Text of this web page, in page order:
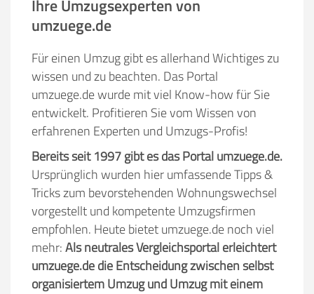
Ihre Umzugsexperten von
umzuege.de
Für einen Umzug gibt es allerhand Wichtiges zu
wissen und zu beachten. Das Portal
umzuege.de wurde mit viel Know-how für Sie
entwickelt. Profitieren Sie vom Wissen von
erfahrenen Experten und Umzugs-Profis!
Bereits seit 1997 gibt es das Portal umzuege.de.
Ursprünglich wurden hier umfassende Tipps &
Tricks zum bevorstehenden Wohnungswechsel
vorgestellt und kompetente Umzugsfirmen
empfohlen. Heute bietet umzuege.de noch viel
mehr:Als neutrales Vergleichsportal erleichtert
umzuege.de die Entscheidung zwischen selbst
organisiertem Umzug und Umzug mit einem